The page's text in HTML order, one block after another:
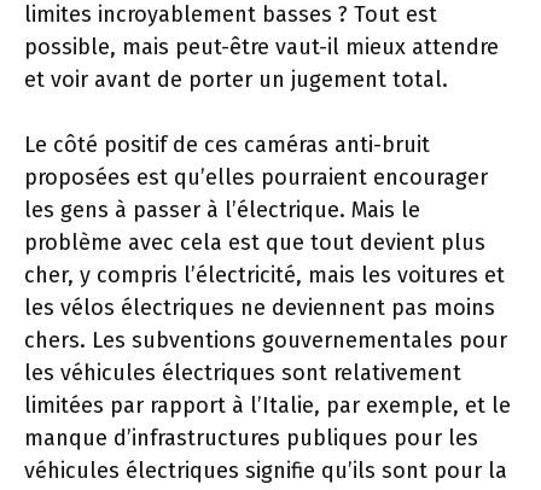
limites incroyablement basses ? Tout est
possible, mais peut-être vaut-il mieux attendre
et voir avant de porter un jugement total.
Le côté positif de ces caméras anti-bruit
proposées est qu’elles pourraient encourager
les gens à passer à l’électrique. Mais le
problème avec cela est que tout devient plus
cher, y compris l’électricité, mais les voitures et
les vélos électriques ne deviennent pas moins
chers. Les subventions gouvernementales pour
les véhicules électriques sont relativement
limitées par rapport à l’Italie, par exemple, et le
manque d’infrastructures publiques pour les
véhicules électriques signifie qu’ils sont pour la